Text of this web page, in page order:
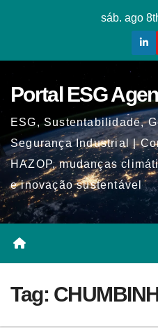
sáb. ago
Portal ESG
ESG, Sustentabilidade,
Segurança Industrial |
HAZOP, mudanças
e inovação sustentável
Tag: